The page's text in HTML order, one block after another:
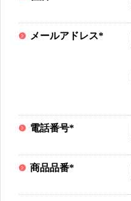
メールアドレス*
電話番号*
商品品番*